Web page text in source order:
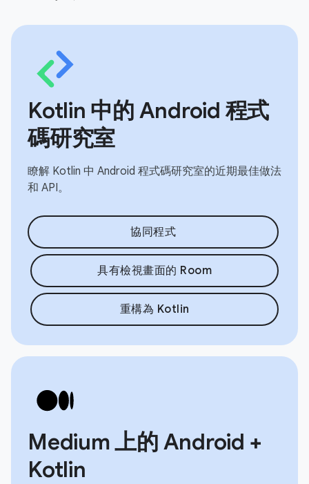
Kotlin 中的 Android 程式
碼研究室
瞭解 Kotlin 中 Android 程式碼研究室的近期最佳做法
和 API。
協同程式
具有檢視畫面的 Room
重構為 Kotlin
Medium 上的 Android +
Kotlin